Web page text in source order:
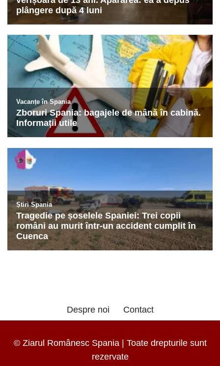
Despre noi Contact
© Ziarul Românesc Spania | Toate drepturile sunt
rezervate